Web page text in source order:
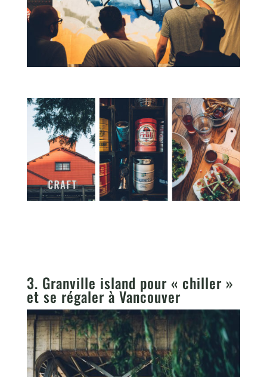
3. Granville island pour « chiller »
et se régaler à Vancouver